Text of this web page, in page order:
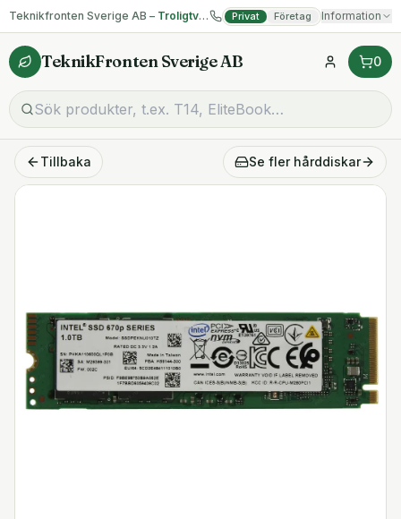
Teknikfronten Sverige AB – Troligtvis billigast på begagnad IT! Privat Företag Information
TeknikFronten Sverige AB 0
Tillbaka Se fler hårddiskar